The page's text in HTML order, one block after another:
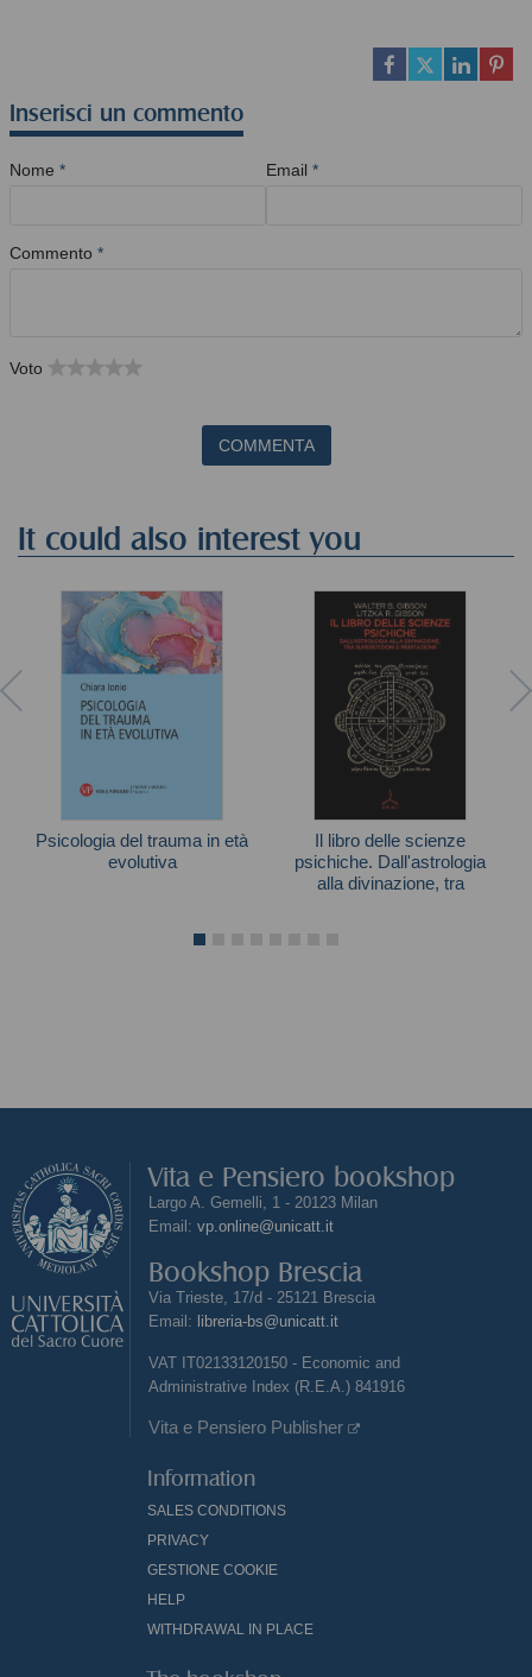
Inserisci un commento
Nome * Email *
Commento *
Voto
COMMENTA
It could also interest you
Psicologia del trauma in età
evolutiva
Il libro delle scienze
psichiche. Dall'astrologia
alla divinazione, tra
Vita e Pensiero bookshop
Largo A. Gemelli, 1 - 20123 Milan
Email: vp.online@unicatt.it
Bookshop Brescia
Via Trieste, 17/d - 25121 Brescia
Email: libreria-bs@unicatt.it
VAT IT02133120150 - Economic and
Administrative Index (R.E.A.) 841916
Vita e Pensiero Publisher
Information
SALES CONDITIONS
PRIVACY
GESTIONE COOKIE
HELP
WITHDRAWAL IN PLACE